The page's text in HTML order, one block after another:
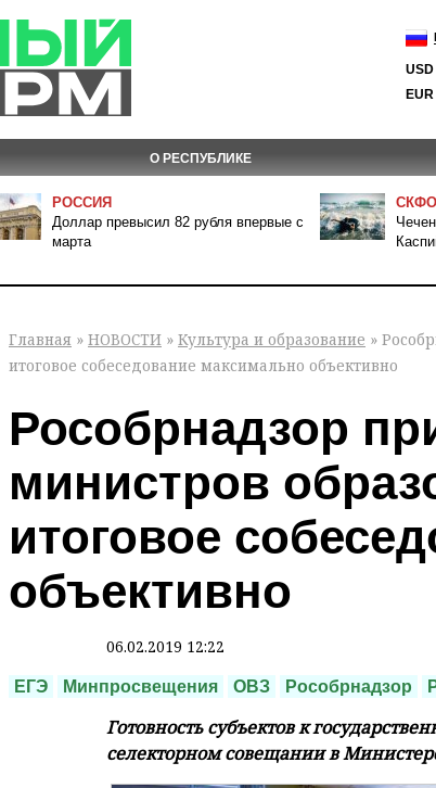
О РЕСПУБЛИКЕ
РОССИЯ
Доллар превысил 82 рубля впервые с
марта
СКФО
Главная » НОВОСТИ » Культура и образование »
итоговое собеседование максимально объективно
Рособрнадзор
министров
итоговое
объективно
06.02.2019 12:22
ЕГЭ Минпросвещения ОВЗ Рособрнадзор
Готовность субъектов к
селекторном совещании в